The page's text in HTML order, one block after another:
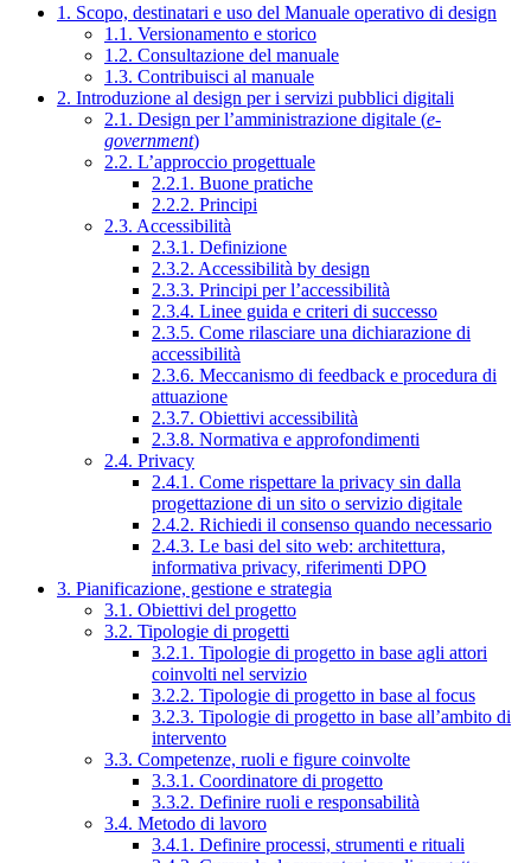
1. Scopo, destinatari e uso del Manuale operativo di design
1.1. Versionamento e storico
1.2. Consultazione del manuale
1.3. Contribuisci al manuale
2. Introduzione al design per i servizi pubblici digitali
2.1. Design per l’amministrazione digitale (e-
government)
2.2. L’approccio progettuale
2.2.1. Buone pratiche
2.2.2. Principi
2.3. Accessibilità
2.3.1. Definizione
2.3.2. Accessibilità by design
2.3.3. Principi per l’accessibilità
2.3.4. Linee guida e criteri di successo
2.3.5. Come rilasciare una dichiarazione di
accessibilità
2.3.6. Meccanismo di feedback e procedura di
attuazione
2.3.7. Obiettivi accessibilità
2.3.8. Normativa e approfondimenti
2.4. Privacy
2.4.1. Come rispettare la privacy sin dalla
progettazione di un sito o servizio digitale
2.4.2. Richiedi il consenso quando necessario
2.4.3. Le basi del sito web: architettura,
informativa privacy, riferimenti DPO
3. Pianificazione, gestione e strategia
3.1. Obiettivi del progetto
3.2. Tipologie di progetti
3.2.1. Tipologie di progetto in base agli attori
coinvolti nel servizio
3.2.2. Tipologie di progetto in base al focus
3.2.3. Tipologie di progetto in base all’ambito di
intervento
3.3. Competenze, ruoli e figure coinvolte
3.3.1. Coordinatore di progetto
3.3.2. Definire ruoli e responsabilità
3.4. Metodo di lavoro
3.4.1. Definire processi, strumenti e rituali